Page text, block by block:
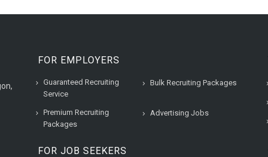
FOR EMPLOYERS
Guaranteed Recruiting
Service
Bulk Recruiting Packages
Premium Recruiting
Packages
Advertising Jobs
FOR JOB SEEKERS